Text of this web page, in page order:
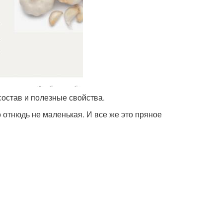
и полезные свойства.
отнюдь не маленькая. И все же это пряное